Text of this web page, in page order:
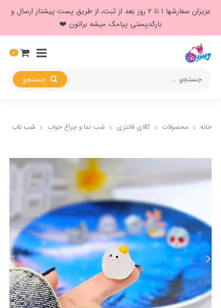
عزیزان سفارشها ۱ تا ۲ روز بعد از ثبت، از طریق پست پیشتاز ارسال و
بارکدپستی پیامک میشه براتون ❤️
0
خانه محصولات کالای فانتزی شب نما و چراغ خواب شب تاب